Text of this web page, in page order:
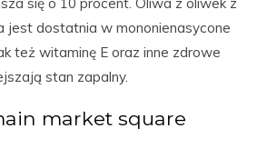
jest dostatnia w mononienasycone
też witaminę E oraz inne zdrowe
stan zapalny.
market square